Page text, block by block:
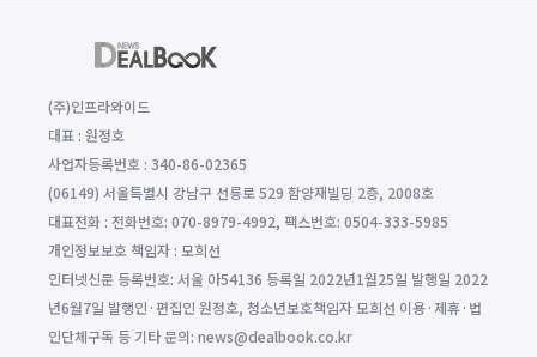
(주)인프라와이드
대표 : 원정호
사업자등록번호 : 340-86-02365
(06149) 서울특별시 강남구 선릉로 529 함양재빌딩 2층, 2008호
대표전화 : 전화번호: 070-8979-4992, 팩스번호: 0504-333-5985
개인정보보호 책임자 : 모희선
인터넷신문 등록번호: 서울 아54136 등록일 2022년1월25일 발행일 2022
년6월7일 발행인·편집인 원정호, 청소년보호책임자 모희선 이용·제휴·법
인단체구독 등 기타 문의: news@dealbook.co.kr